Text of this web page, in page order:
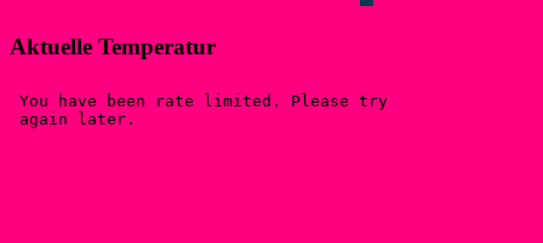
Aktuelle Temperatur